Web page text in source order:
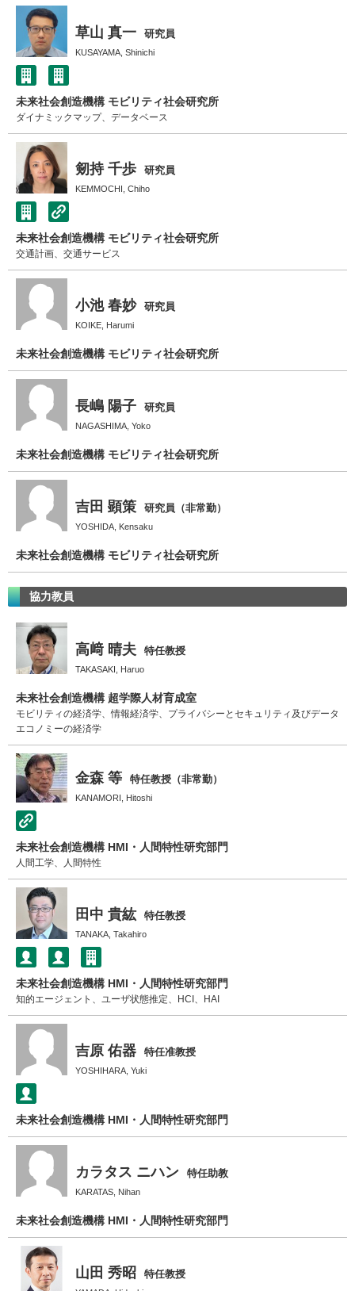
草山 真一 研究員
KUSAYAMA, Shinichi
未来社会創造機構 モビリティ社会研究所
ダイナミックマップ、データベース
剱持 千歩 研究員
KEMMOCHI, Chiho
未来社会創造機構 モビリティ社会研究所
交通計画、交通サービス
小池 春妙 研究員
KOIKE, Harumi
未来社会創造機構 モビリティ社会研究所
長嶋 陽子 研究員
NAGASHIMA, Yoko
未来社会創造機構 モビリティ社会研究所
吉田 顕策 研究員（非常勤）
YOSHIDA, Kensaku
未来社会創造機構 モビリティ社会研究所
協力教員
高﨑 晴夫 特任教授
TAKASAKI, Haruo
未来社会創造機構 超学際人材育成室
モビリティの経済学、情報経済学、プライバシーとセキュリティ及びデータ
エコノミーの経済学
金森 等 特任教授（非常勤）
KANAMORI, Hitoshi
未来社会創造機構 HMI・人間特性研究部門
人間工学、人間特性
田中 貴紘 特任教授
TANAKA, Takahiro
未来社会創造機構 HMI・人間特性研究部門
知的エージェント、ユーザ状態推定、HCI、HAI
吉原 佑器 特任准教授
YOSHIHARA, Yuki
未来社会創造機構 HMI・人間特性研究部門
カラタス ニハン 特任助教
KARATAS, Nihan
未来社会創造機構 HMI・人間特性研究部門
山田 秀昭 特任教授